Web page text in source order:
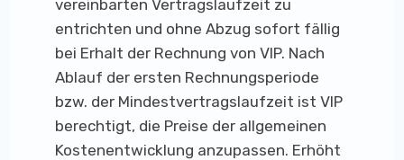
vereinbarten Vertragslaufzeit zu
entrichten und ohne Abzug sofort fällig
bei Erhalt der Rechnung von VIP. Nach
Ablauf der ersten Rechnungsperiode
bzw. der Mindestvertragslaufzeit ist VIP
berechtigt, die Preise der allgemeinen
Kostenentwicklung anzupassen. Erhöht